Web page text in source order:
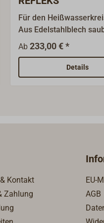
Für den
Aus Edelstahlblech
verschweißt.Mit
untenliegender
Rohrverschraubung 1/2"
Ab 233,00 € *
Details
Kontakt
Zahlung
EU-
AGB